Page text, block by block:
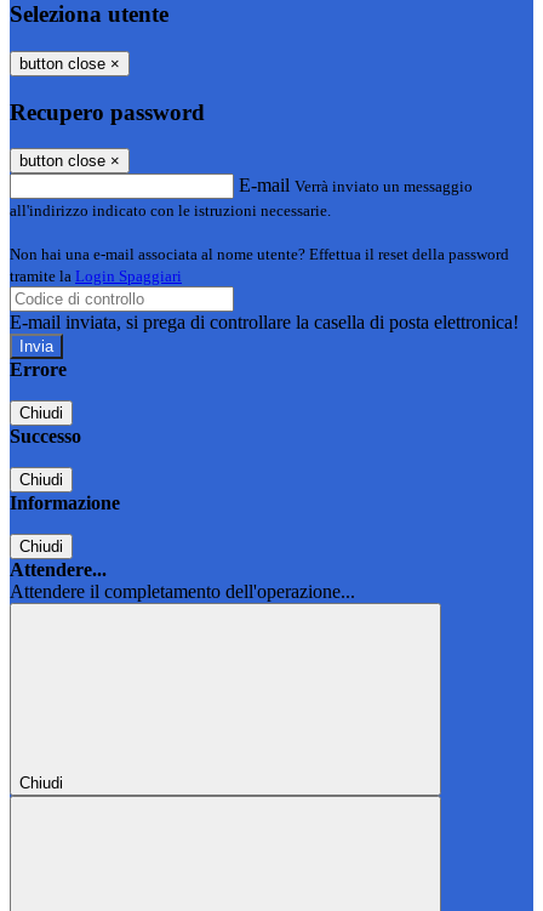
Seleziona utente
button close ×
Recupero password
button close ×
E-mail Verrà inviato un messaggio
all'indirizzo indicato con le istruzioni necessarie.
Non hai una e-mail associata al nome utente? Effettua il reset della password
tramite la Login Spaggiari
E-mail inviata, si prega di controllare la casella di posta elettronica!
Errore
Chiudi
Successo
Chiudi
Informazione
Chiudi
Attendere...
Attendere il completamento dell'operazione...
Chiudi